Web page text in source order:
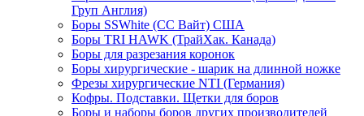
Груп Англия)
Боры SSWhite (СС Вайт) США
Боры TRI HAWK (ТрайХак. Канада)
Боры для разрезания коронок
Боры хирургические - шарик на длинной ножке
Фрезы хирургические NTI (Германия)
Кофры. Подставки. Щетки для боров
Боры и наборы боров других производителей